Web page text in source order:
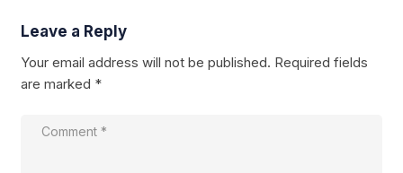
Leave a Reply
Your email address will not be published. Required fields
are marked *